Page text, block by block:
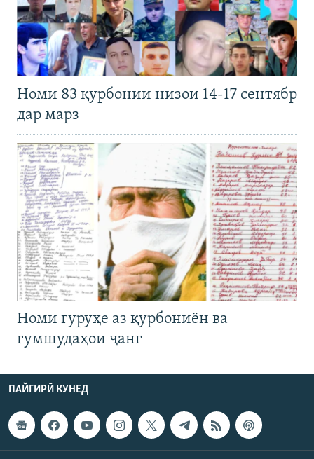
Номи 83 қурбонии низои 14-17 сентябр
дар марз
Номи гуруҳе аз қурбониён ва
гумшудаҳои ҷанг
ПАЙГИРӢ КУНЕД